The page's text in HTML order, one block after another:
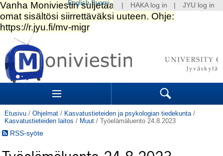
Siirry
sisältöön.
|
Siirry
navigointiin
Sections Search
Etusivu / Ohjelmat / Kasvatustieteiden ja psykologian tiedekunta /
Kasvatustieteiden laitos / Muut / Työelämäluento 24.8.2023
RSS-syöte
HAKA log in JYU log in
English Suomi